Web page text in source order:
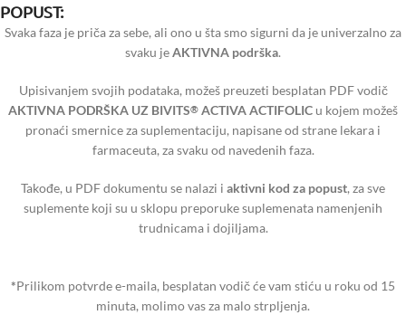
POPUST:
Svaka faza je priča za sebe, ali ono u šta smo sigurni da je univerzalno za
svaku jeAKTIVNA podrška.
Upisivanjem svojih podataka, možeš preuzeti besplatan PDF vodič
AKTIVNA PODRŠKA UZ BIVITS® ACTIVA ACTIFOLIC u kojem možeš
pronaći smernice za suplementaciju, napisane od strane lekara i
farmaceuta, za svaku od navedenih faza.
Takođe, u PDF dokumentu se nalazi i aktivni kod za popust, za sve
suplemente koji su u sklopu preporuke suplemenata namenjenih
trudnicama i dojiljama.
*Prilikom potvrde e-maila, besplatan vodič će vam stiću u roku od 15
minuta, molimo vas za malo strpljenja.